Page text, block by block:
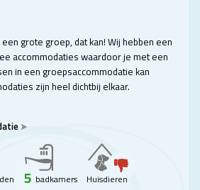
grote groep, dat kan! Wij hebben een
accommodaties waardoor je met een
in een groepsaccommodatie kan
zijn heel dichtbij elkaar.
5 badkamers Huisdieren